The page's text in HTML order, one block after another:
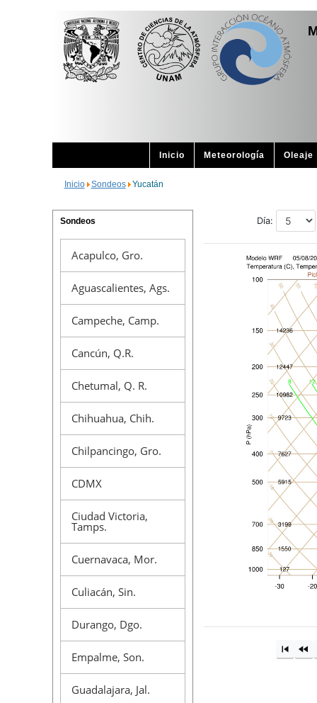
Inicio Meteorología Oleaje
Inicio Sondeos Yucatán
Sondeos
Acapulco, Gro.
Aguascalientes, Ags.
Campeche, Camp.
Cancún, Q.R.
Chetumal, Q. R.
Chihuahua, Chih.
Chilpancingo, Gro.
CDMX
Ciudad Victoria,
Tamps.
Cuernavaca, Mor.
Culiacán, Sin.
Durango, Dgo.
Empalme, Son.
Guadalajara, Jal.